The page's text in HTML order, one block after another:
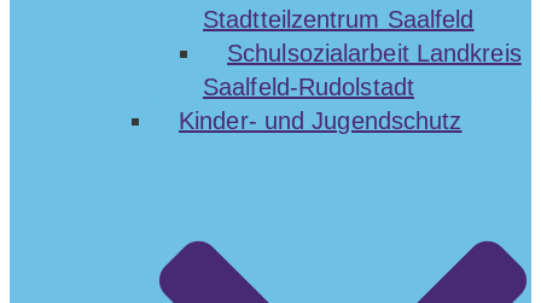
Stadtteilzentrum Saalfeld
Schulsozialarbeit Landkreis
Saalfeld-Rudolstadt
Kinder- und Jugendschutz